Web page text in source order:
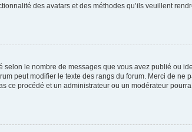
des avatars et des méthodes qu’ils veuillent
le nombre de messages que vous avez publié ou
peut modifier le texte des rangs du forum. Merci de ne
ce procédé et un administrateur ou un modérateur